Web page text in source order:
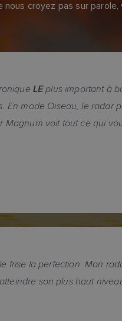
nous croyez pas sur
LEplus important à
En mode Oiseau, le
voit tout ce qui
frise la perfection. Mon
son plus haut